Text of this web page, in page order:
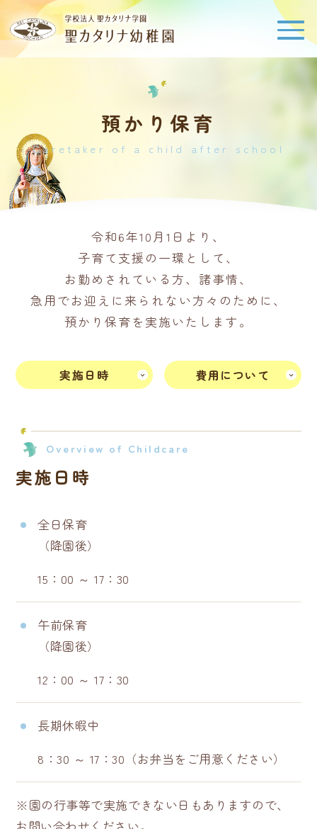
預かり保育
Caretaker of a child after school
令和6年10月1日より、
子育て支援の一環として、
お勤めされている方、諸事情、
急用でお迎えに来られない方々のために、
預かり保育を実施いたします。
実施日時 費用について
Overview of Childcare
実施日時
全日保育
（降園後）
15：00 ～ 17：30
午前保育
（降園後）
12：00 ～ 17：30
長期休暇中
8：30 ～ 17：30（お弁当をご用意ください）
※園の行事等で実施できない日もありますので、